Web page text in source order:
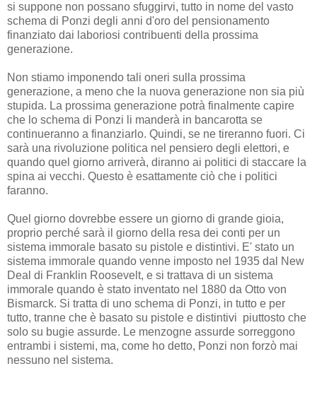
si suppone non possano sfuggirvi, tutto in nome del vasto
schema di Ponzi degli anni d'oro del pensionamento
finanziato dai laboriosi contribuenti della prossima
generazione.
Non stiamo imponendo tali oneri sulla prossima
generazione, a meno che la nuova generazione non sia più
stupida. La prossima generazione potrà finalmente capire
che lo schema di Ponzi li manderà in bancarotta se
continueranno a finanziarlo. Quindi, se ne tireranno fuori. Ci
sarà una rivoluzione politica nel pensiero degli elettori, e
quando quel giorno arriverà, diranno ai politici di staccare la
spina ai vecchi. Questo è esattamente ciò che i politici
faranno.
Quel giorno dovrebbe essere un giorno di grande gioia,
proprio perché sarà il giorno della resa dei conti per un
sistema immorale basato su pistole e distintivi. E' stato un
sistema immorale quando venne imposto nel 1935 dal New
Deal di Franklin Roosevelt, e si trattava di un sistema
immorale quando è stato inventato nel 1880 da Otto von
Bismarck. Si tratta di uno schema di Ponzi, in tutto e per
tutto, tranne che è basato su pistole e distintivi piuttosto che
solo su bugie assurde. Le menzogne assurde sorreggono
entrambi i sistemi, ma, come ho detto, Ponzi non forzò mai
nessuno nel sistema.